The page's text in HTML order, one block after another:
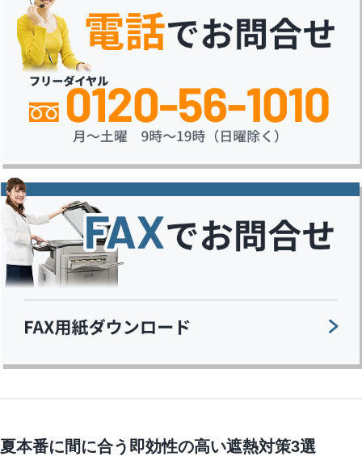
夏本番に間に合う即効性の高い遮熱対策3選